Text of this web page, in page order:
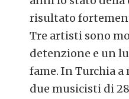
risultato
Tre artisti sono
detenzione e un
fame. In Turchia
due musicisti di